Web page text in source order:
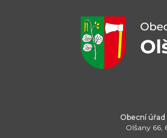
Obecní úřad
Olšany 66,